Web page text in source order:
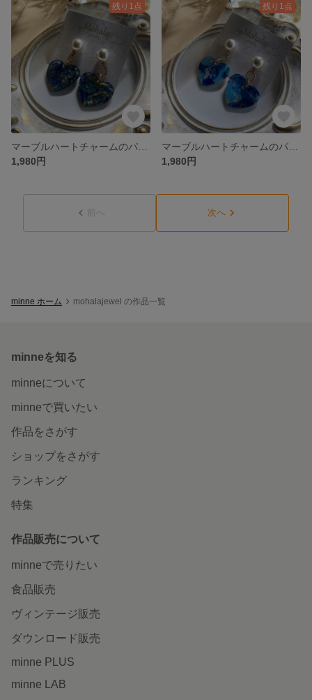
残り1点
1,980円
残り1点
1,980円
前へ 次へ
minne ホーム mohalajewel の作品一覧
minneを知る
minneについて
minneで買いたい
作品をさがす
ショップをさがす
ランキング
特集
作品販売について
minneで売りたい
食品販売
ヴィンテージ販売
ダウンロード販売
minne PLUS
minne LAB